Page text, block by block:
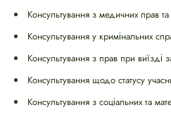
Консультування з медичних прав
Консультування у кримінальних
Консультування з прав при виїзді
Консультування щодо статусу
Консультування з соціальних та